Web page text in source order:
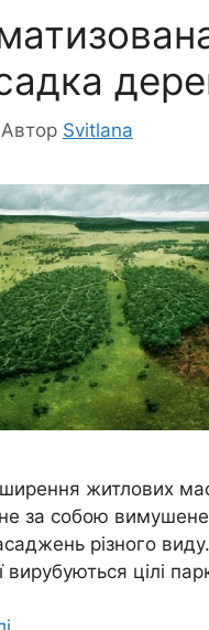
Автор Svitlana
житлових
за собою
різного
вирубуються цілі